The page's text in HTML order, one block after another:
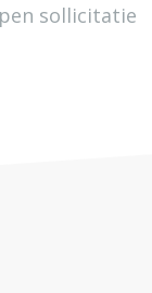
sollicitatie